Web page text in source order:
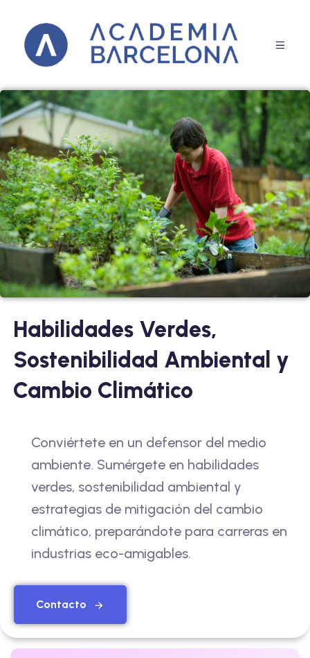
Habilidades Verdes,
Sostenibilidad Ambiental y
Cambio Climático
Conviértete en un defensor del medio
ambiente. Sumérgete en habilidades
verdes, sostenibilidad ambiental y
estrategias de mitigación del cambio
climático, preparándote para carreras en
industrias eco-amigables.
Contacto